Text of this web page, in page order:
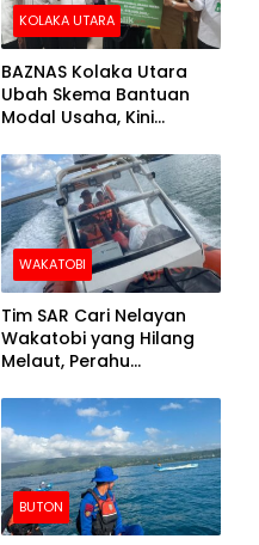
KOLAKA UTARA
BAZNAS Kolaka Utara
Ubah Skema Bantuan
Modal Usaha, Kini
Barang Senilai Rp419,5
Juta
WAKATOBI
Tim SAR Cari Nelayan
Wakatobi yang Hilang
Melaut, Perahu
Kemasukan Air
BUTON